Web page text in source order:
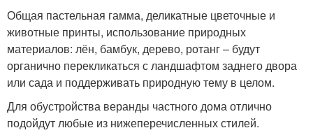
Общая пастельная гамма, деликатные цветочные и
животные принты, использование природных
материалов: лён, бамбук, дерево, ротанг – будут
органично перекликаться с ландшафтом заднего двора
или сада и поддерживать природную тему в целом.
Для обустройства веранды частного дома отлично
подойдут любые из нижеперечисленных стилей.